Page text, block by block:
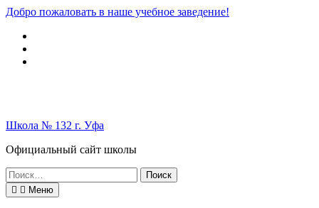
Перейти
содержимому
Добро пожаловать в наше учебное заведение!
Школа № 132 г. Уфа
Официальный сайт школы
Поиск
по:
Меню